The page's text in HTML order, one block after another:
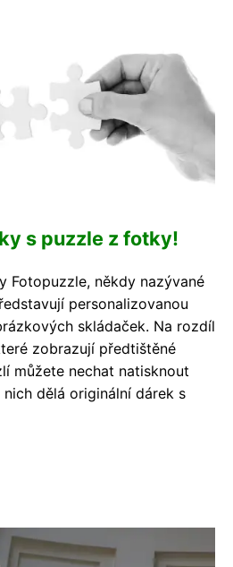
s puzzle z fotky!
Fotopuzzle, někdy nazývané
personalizovanou
skládaček. Na rozdíl
zobrazují předtištěné
můžete nechat natisknout
dělá originální dárek s